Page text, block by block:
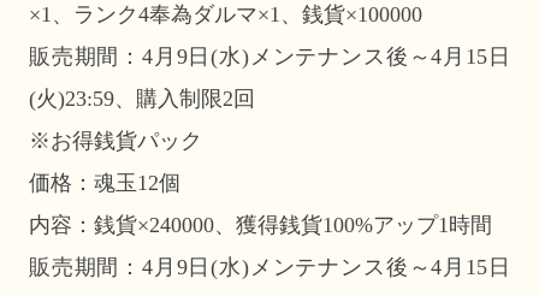
×1、ランク4奉為ダルマ×1、銭貨×100000
販売期間：4月9日(水)メンテナンス後～4月15日
(火)23:59、購入制限2回
※お得銭貨パック
価格：魂玉12個
内容：銭貨×240000、獲得銭貨100%アップ1時間
販売期間：4月9日(水)メンテナンス後～4月15日